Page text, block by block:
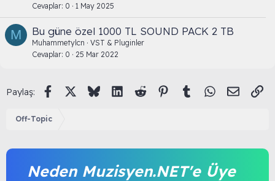
Cevaplar 0 1 May 2025
M Bu güne özel 1000 TL SOUND PACK 2 TB
Muhammetylcn
VST & Pluginler
Cevaplar 0 25 Mar 2022
Paylaş: FacebookX (Twitter)
BlueskyLinkedIn
Reddit PinterestTumblr WhatsApp
E-posta
Off-Topic
Neden Muzisyen.NET'e Üye